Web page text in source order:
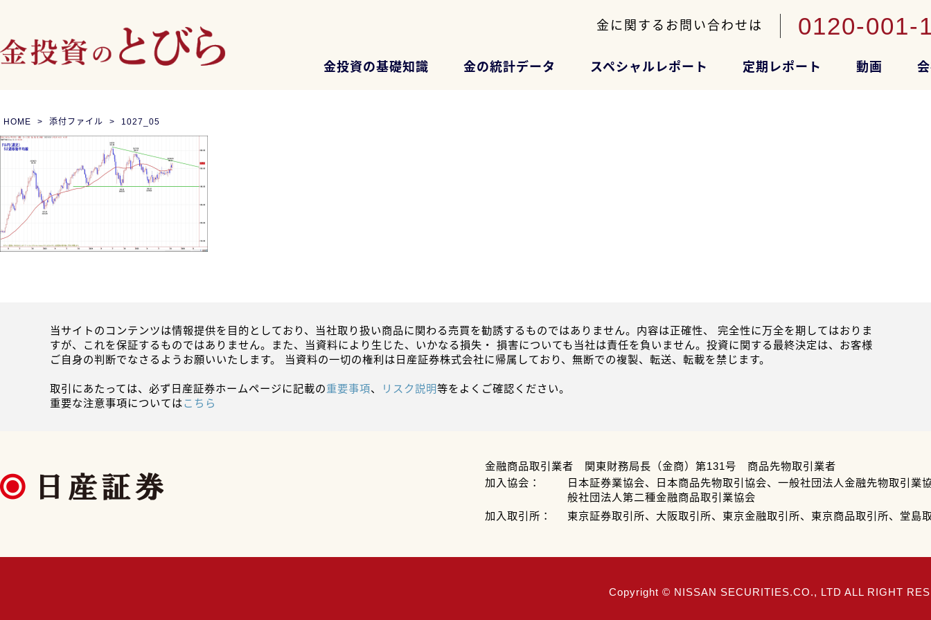
金に関するお問い合わせは 0120-001-
金投資の基礎知識 金の統計データ スペシャルレポート 定期レポート 動画
HOME 添付ファイル 1027_05
当サイトのコンテンツは情報提供を目的としており、当社取り扱い商品に関わる売買を勧誘するものではありません。内容は正確性、 完全性に万全を期してはおりま
すが、これを保証するものではありません。また、当資料により生じた、いかなる損失・ 損害についても当社は責任を負いません。投資に関する最終決定は、お客様
ご自身の判断でなさるようお願いいたします。 当資料の一切の権利は日産証券株式会社に帰属しており、無断での複製、転送、転載を禁じます。
取引にあたっては、必ず日産証券ホームページに記載の重要事項、 リスク説明等をよくご確認ください。
重要な注意事項についてはこちら
金融商品取引業者 関東財務局長（金商）第131号 商品先物取引業者
加入協会：
日本証券業協会、日本商品先物取引協会、一般社団法人金融先物取引業
般社団法人第二種金融商品取引業協会
加入取引所：
東京証券取引所、大阪取引所、東京金融取引所、東京商品取引所、堂島
Copyright © NISSAN SECURITIES.CO., LTD ALL RIGHT